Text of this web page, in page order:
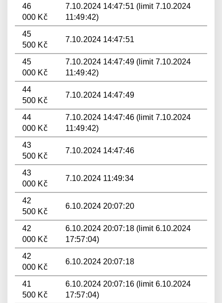
46
000 Kč
7.10.2024 14:47:51 (limit 7.10.2024
11:49:42)
45
500 Kč
7.10.2024 14:47:51
45
000 Kč
7.10.2024 14:47:49 (limit 7.10.2024
11:49:42)
44
500 Kč
7.10.2024 14:47:49
44
000 Kč
7.10.2024 14:47:46 (limit 7.10.2024
11:49:42)
43
500 Kč
7.10.2024 14:47:46
43
000 Kč
7.10.2024 11:49:34
42
500 Kč
6.10.2024 20:07:20
42
000 Kč
6.10.2024 20:07:18 (limit 6.10.2024
17:57:04)
42
000 Kč
6.10.2024 20:07:18
41
500 Kč
6.10.2024 20:07:16 (limit 6.10.2024
17:57:04)